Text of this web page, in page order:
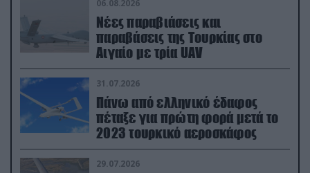
06.08.2026
Νέες παραβιάσεις και
παραβάσεις της Τουρκίας στο
Αιγαίο με τρία UAV
31.07.2026
Πάνω από ελληνικό έδαφος
πέταξε για πρώτη φορά μετά το
2023 τουρκικό αεροσκάφος
29.07.2026